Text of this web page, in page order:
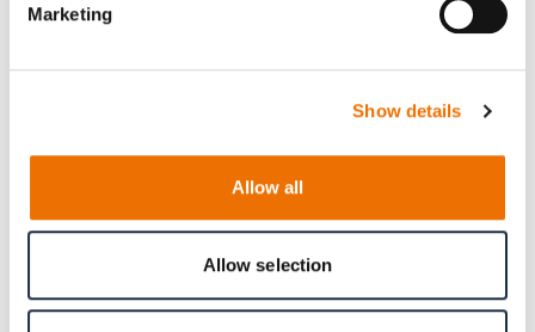
Marketing
Show details
Allow all
Allow selection
Antriebslösung für Vertikalmühlen für Kohle
Mineralien.